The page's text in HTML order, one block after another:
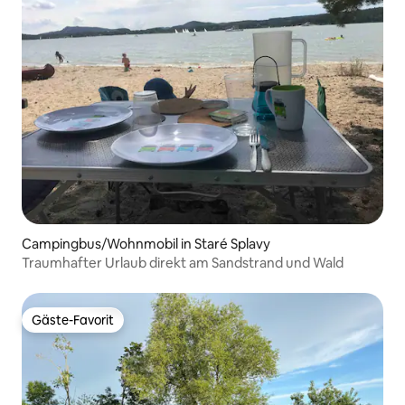
Campingbus/Wohnmobil in Staré Splavy
Traumhafter Urlaub direkt am Sandstrand und Wald
Gäste-Favorit
Gäste-Favorit